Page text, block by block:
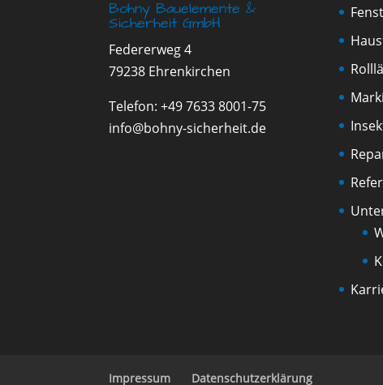
Bohny Bauelemente &
Sicherheit GmbH
Federerweg 4
79238 Ehrenkirchen
Telefon:+49 7633 8001-75
info@bohny-sicherheit.de
Impressum Datenschutzerklärung